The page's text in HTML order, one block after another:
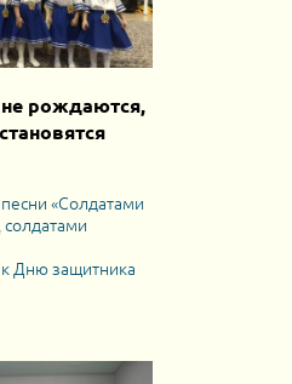
рождаются,
«Солдатами
Дню защитника